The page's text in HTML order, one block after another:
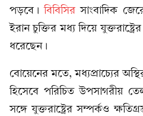
পড়বে।বিবিসির সাংবাদিক
ইরান চুক্তির মধ্য দিয়ে
ধরেছেন।
বোয়েনের মতে, মধ্যপ্রাচ্যের
হিসেবে পরিচিত উপসাগরীয়
সঙ্গে যুক্তরাষ্ট্রের সম্পর্কও